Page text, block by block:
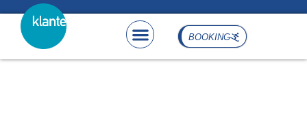
content
BOOKING